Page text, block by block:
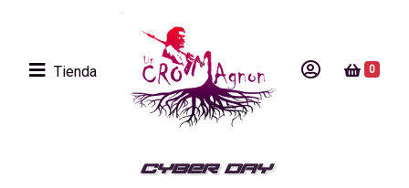
Tienda 0
CYBER DAY